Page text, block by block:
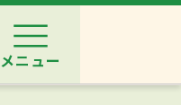
メニュー